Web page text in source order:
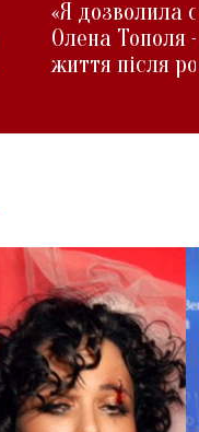
«Я дозволила
Олена Тополя
життя після